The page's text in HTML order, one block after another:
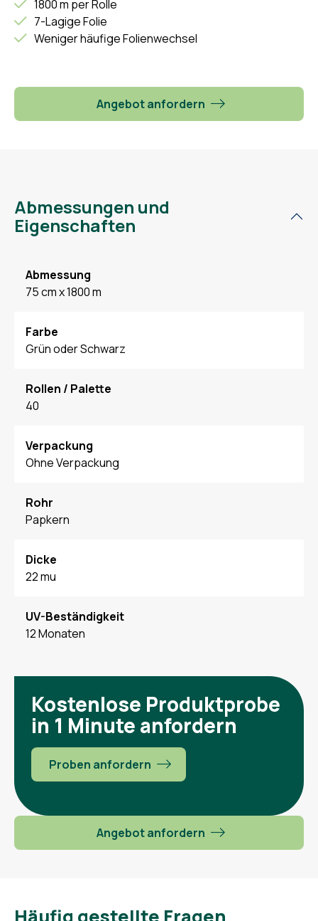
1800 m per Rolle
7-Lagige Folie
Weniger häufige Folienwechsel
Angebot anfordern
Abmessungen und
Eigenschaften
Abmessung
75 cm x 1800 m
Farbe
Grün oder Schwarz
Rollen / Palette
40
Verpackung
Ohne Verpackung
Rohr
Papkern
Dicke
22 mu
UV-Beständigkeit
12 Monaten
Kostenlose Produktprobe
in 1 Minute anfordern
Proben anfordern
Angebot anfordern